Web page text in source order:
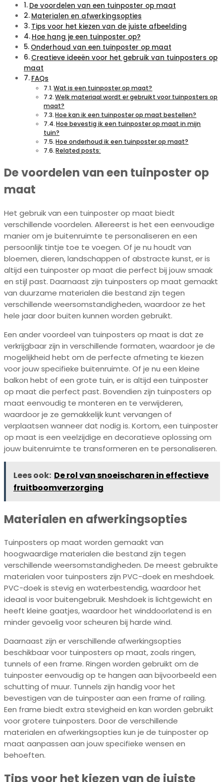
De voordelen van een tuinposter op maat
Materialen en afwerkingsopties
Tips voor het kiezen van de juiste afbeelding
Hoe hang je een tuinposter op?
Onderhoud van een tuinposter op maat
Creatieve ideeën voor het gebruik van tuinposters op
maat
FAQs
Wat is een tuinposter op maat?
Welk materiaal wordt er gebruikt voor tuinposters op
maat?
Hoe kan ik een tuinposter op maat bestellen?
Hoe bevestig ik een tuinposter op maat in mijn
tuin?
Hoe onderhoud ik een tuinposter op maat?
Related posts:
De voordelen van een tuinposter op
maat
Het gebruik van een tuinposter op maat biedt
verschillende voordelen. Allereerst is het een eenvoudige
manier om je buitenruimte te personaliseren en een
persoonlijk tintje toe te voegen. Of je nu houdt van
bloemen, dieren, landschappen of abstracte kunst, er is
altijd een tuinposter op maat die perfect bij jouw smaak
en stijl past. Daarnaast zijn tuinposters op maat gemaakt
van duurzame materialen die bestand zijn tegen
verschillende weersomstandigheden, waardoor ze het
hele jaar door buiten kunnen worden gebruikt.
Een ander voordeel van tuinposters op maat is dat ze
verkrijgbaar zijn in verschillende formaten, waardoor je de
mogelijkheid hebt om de perfecte afmeting te kiezen
voor jouw specifieke buitenruimte. Of je nu een kleine
balkon hebt of een grote tuin, er is altijd een tuinposter
op maat die perfect past. Bovendien zijn tuinposters op
maat eenvoudig te monteren en te verwijderen,
waardoor je ze gemakkelijk kunt vervangen of
verplaatsen wanneer dat nodig is. Kortom, een tuinposter
op maat is een veelzijdige en decoratieve oplossing om
jouw buitenruimte te transformeren en te personaliseren.
Lees ook: De rol van snoeischaren in effectieve
fruitboomverzorging
Materialen en afwerkingsopties
Tuinposters op maat worden gemaakt van
hoogwaardige materialen die bestand zijn tegen
verschillende weersomstandigheden. De meest gebruikte
materialen voor tuinposters zijn PVC-doek en meshdoek.
PVC-doek is stevig en waterbestendig, waardoor het
ideaal is voor buitengebruik. Meshdoek is lichtgewicht en
heeft kleine gaatjes, waardoor het winddoorlatend is en
minder gevoelig voor scheuren bij harde wind.
Daarnaast zijn er verschillende afwerkingsopties
beschikbaar voor tuinposters op maat, zoals ringen,
tunnels of een frame. Ringen worden gebruikt om de
tuinposter eenvoudig op te hangen aan bijvoorbeeld een
schutting of muur. Tunnels zijn handig voor het
bevestigen van de tuinposter aan een frame of railing.
Een frame biedt extra stevigheid en kan worden gebruikt
voor grotere tuinposters. Door de verschillende
materialen en afwerkingsopties kun je de tuinposter op
maat aanpassen aan jouw specifieke wensen en
behoeften.
Tips voor het kiezen van de juiste